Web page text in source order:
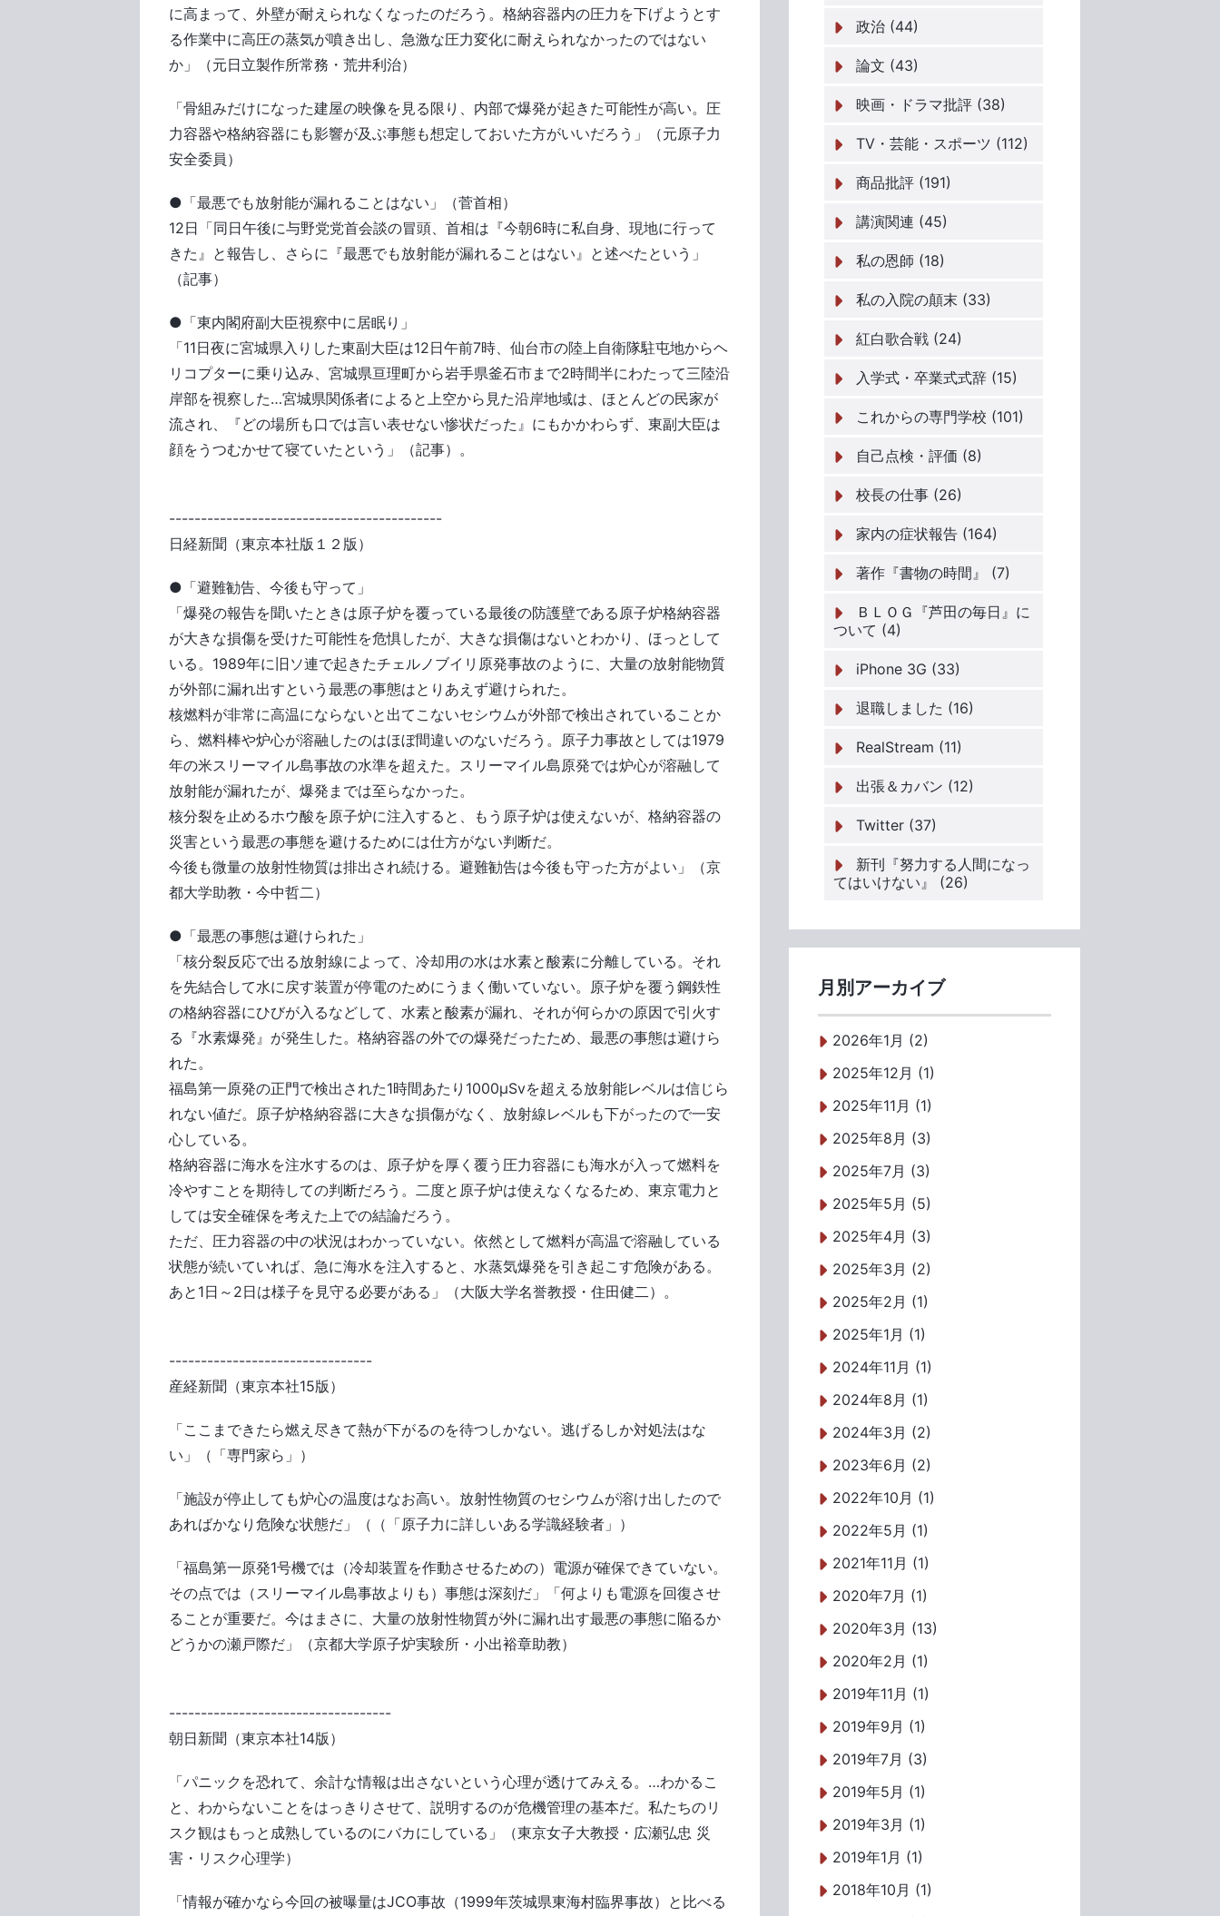
に高まって、外壁が耐えられなくなったのだろう。格納容器内の圧力を下げようとす
る作業中に高圧の蒸気が噴き出し、急激な圧力変化に耐えられなかったのではない
か」（元日立製作所常務・荒井利治）
「骨組みだけになった建屋の映像を見る限り、内部で爆発が起きた可能性が高い。圧
力容器や格納容器にも影響が及ぶ事態も想定しておいた方がいいだろう」（元原子力
安全委員）
●「最悪でも放射能が漏れることはない」（菅首相）
12日「同日午後に与野党党首会談の冒頭、首相は『今朝6時に私自身、現地に行って
きた』と報告し、さらに『最悪でも放射能が漏れることはない』と述べたという」
（記事）
●「東内閣府副大臣視察中に居眠り」
「11日夜に宮城県入りした東副大臣は12日午前7時、仙台市の陸上自衛隊駐屯地からヘ
リコプターに乗り込み、宮城県亘理町から岩手県釜石市まで2時間半にわたって三陸沿
岸部を視察した…宮城県関係者によると上空から見た沿岸地域は、ほとんどの民家が
流され、『どの場所も口では言い表せない惨状だった』にもかかわらず、東副大臣は
顔をうつむかせて寝ていたという」（記事）。
-------------------------------------------
日経新聞（東京本社版１２版）
●「避難勧告、今後も守って」
「爆発の報告を聞いたときは原子炉を覆っている最後の防護壁である原子炉格納容器
が大きな損傷を受けた可能性を危惧したが、大きな損傷はないとわかり、ほっとして
いる。1989年に旧ソ連で起きたチェルノブイリ原発事故のように、大量の放射能物質
が外部に漏れ出すという最悪の事態はとりあえず避けられた。
核燃料が非常に高温にならないと出てこないセシウムが外部で検出されていることか
ら、燃料棒や炉心が溶融したのはほぼ間違いのないだろう。原子力事故としては1979
年の米スリーマイル島事故の水準を超えた。スリーマイル島原発では炉心が溶融して
放射能が漏れたが、爆発までは至らなかった。
核分裂を止めるホウ酸を原子炉に注入すると、もう原子炉は使えないが、格納容器の
災害という最悪の事態を避けるためには仕方がない判断だ。
今後も微量の放射性物質は排出され続ける。避難勧告は今後も守った方がよい」（京
都大学助教・今中哲二）
●「最悪の事態は避けられた」
「核分裂反応で出る放射線によって、冷却用の水は水素と酸素に分離している。それ
を先結合して水に戻す装置が停電のためにうまく働いていない。原子炉を覆う鋼鉄性
の格納容器にひびが入るなどして、水素と酸素が漏れ、それが何らかの原因で引火す
る『水素爆発』が発生した。格納容器の外での爆発だったため、最悪の事態は避けら
れた。
福島第一原発の正門で検出された1時間あたり1000μSvを超える放射能レベルは信じら
れない値だ。原子炉格納容器に大きな損傷がなく、放射線レベルも下がったので一安
心している。
格納容器に海水を注水するのは、原子炉を厚く覆う圧力容器にも海水が入って燃料を
冷やすことを期待しての判断だろう。二度と原子炉は使えなくなるため、東京電力と
しては安全確保を考えた上での結論だろう。
ただ、圧力容器の中の状況はわかっていない。依然として燃料が高温で溶融している
状態が続いていれば、急に海水を注入すると、水蒸気爆発を引き起こす危険がある。
あと1日～2日は様子を見守る必要がある」（大阪大学名誉教授・住田健二）。
--------------------------------
産経新聞（東京本社15版）
「ここまできたら燃え尽きて熱が下がるのを待つしかない。逃げるしか対処法はな
い」（「専門家ら」）
「施設が停止しても炉心の温度はなお高い。放射性物質のセシウムが溶け出したので
あればかなり危険な状態だ」（（「原子力に詳しいある学識経験者」）
「福島第一原発1号機では（冷却装置を作動させるための）電源が確保できていない。
その点では（スリーマイル島事故よりも）事態は深刻だ」「何よりも電源を回復させ
ることが重要だ。今はまさに、大量の放射性物質が外に漏れ出す最悪の事態に陥るか
どうかの瀬戸際だ」（京都大学原子炉実験所・小出裕章助教）
-----------------------------------
朝日新聞（東京本社14版）
「パニックを恐れて、余計な情報は出さないという心理が透けてみえる。…わかるこ
と、わからないことをはっきりさせて、説明するのが危機管理の基本だ。私たちのリ
スク観はもっと成熟しているのにバカにしている」（東京女子大教授・広瀬弘忠 災
害・リスク心理学）
「情報が確かなら今回の被曝量はJCO事故（1999年茨城県東海村臨界事故）と比べる
政治 (44)
論文 (43)
映画・ドラマ批評 (38)
TV・芸能・スポーツ (112)
商品批評 (191)
講演関連 (45)
私の恩師 (18)
私の入院の顛末 (33)
紅白歌合戦 (24)
入学式・卒業式式辞 (15)
これからの専門学校 (101)
自己点検・評価 (8)
校長の仕事 (26)
家内の症状報告 (164)
著作『書物の時間』 (7)
ＢＬＯＧ『芦田の毎日』に
ついて (4)
iPhone 3G (33)
退職しました (16)
RealStream (11)
出張＆カバン (12)
Twitter (37)
新刊『努力する人間になっ
てはいけない』 (26)
月別アーカイブ
2026年1月 (2)
2025年12月 (1)
2025年11月 (1)
2025年8月 (3)
2025年7月 (3)
2025年5月 (5)
2025年4月 (3)
2025年3月 (2)
2025年2月 (1)
2025年1月 (1)
2024年11月 (1)
2024年8月 (1)
2024年3月 (2)
2023年6月 (2)
2022年10月 (1)
2022年5月 (1)
2021年11月 (1)
2020年7月 (1)
2020年3月 (13)
2020年2月 (1)
2019年11月 (1)
2019年9月 (1)
2019年7月 (3)
2019年5月 (1)
2019年3月 (1)
2019年1月 (1)
2018年10月 (1)